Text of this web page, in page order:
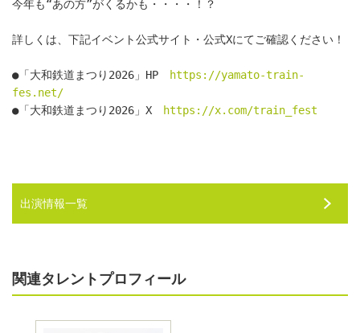
今年も“あの方”がくるかも・・・・！？
詳しくは、下記イベント公式サイト・公式Xにてご確認ください！
●「大和鉄道まつり2026」HP
https://yamato-train-
fes.net/
●「大和鉄道まつり2026」X
https://x.com/train_fest
出演情報一覧
関連タレントプロフィール